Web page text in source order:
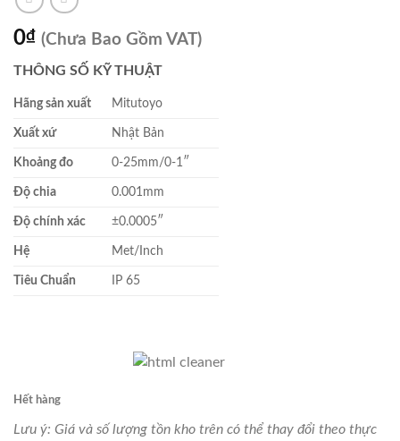
0₫ (Chưa Bao Gồm VAT)
THÔNG SỐ KỸ THUẬT
Hãng sản xuất Mitutoyo
Xuất xứ Nhật Bản
Khoảng đo 0-25mm/0-1″
Độ chia 0.001mm
Độ chính xác ±0.0005″
Hệ Met/Inch
Tiêu Chuẩn IP 65
Hết hàng
Lưu ý: Giá và số lượng tồn kho trên có thể thay đổi theo thực